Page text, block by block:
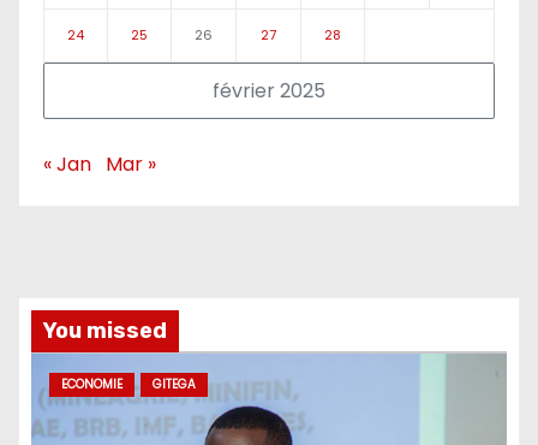
février 2025
24 25 26 27 28
« Jan Mar »
You missed
ECONOMIE GITEGA